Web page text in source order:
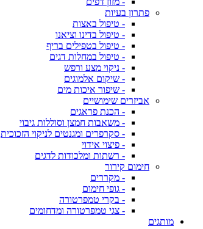
פתרון בעיות
- טיפול באצות
- טיפול בדינו וציאנו
- טיפול בטפילים בריף
- טיפול במחלות דגים
- ניקוי מצע ורפש
- שיקום אלמוגים
- שיפור איכות מים
אביזרים שימושיים
- הכנת פראגים
- משאבות חמצן וסוללות גיבוי
- סקרפרים ומגנטים לניקוי הזכוכית
- פיצוי אידוי
- רשתות ומלכודות לדגים
חימום קירור
- מקררים
- גופי חימום
- בקרי טמפרטורה
- צגי טמפרטורה ומדחומים
מותגים